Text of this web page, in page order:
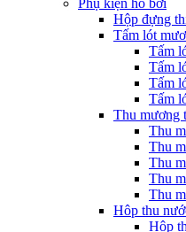
Phụ kiện hồ bơi
Hộp đựng
Tấm lót
Tấm
Tấm
Tấm
Tấm
Thu mương
Thu
Thu
Thu
Thu
Thu
Hôp thu
Hộp